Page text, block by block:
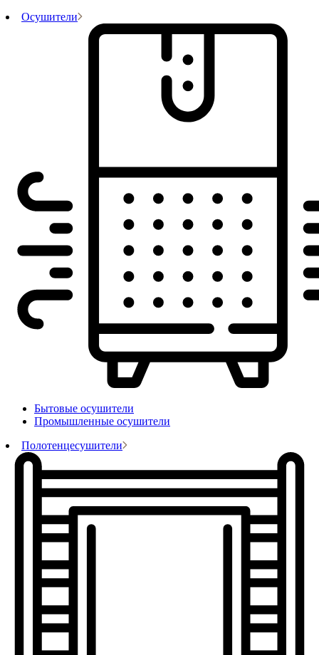
Осушители
Бытовые осушители
Промышленные осушители
Полотенцесушители